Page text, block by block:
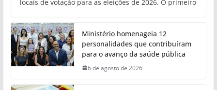
locais de votação para as eleições de 2026. O primeiro
Ministério homenageia 12
personalidades que contribuíram
para o avanço da saúde pública
6 de agosto de 2026